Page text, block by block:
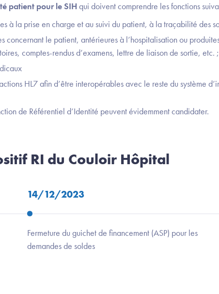
patient pour le SIH qui doivent comprendre les fonctions
à la prise en charge et au suivi du patient, à la traçabilité des
concernant le patient, antérieures à l’hospitalisation ou
comptes-rendus d’examens, lettre de liaison de sortie, etc. ;
HL7 afin d’être interopérables avec le reste du système
de Référentiel d’Identité peuvent évidemment candidater.
RI du Couloir Hôpital
14/12/2023
Fermeture du guichet de financement (ASP) pour les
demandes de soldes